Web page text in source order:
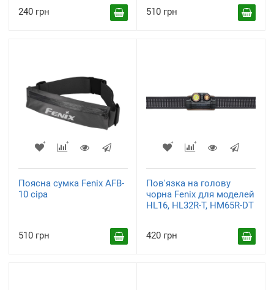
240 грн 510 грн
Поясна сумка Fenix AFB-
10 сіра
510 грн
Пов'язка на голову
чорна Fenix для моделей
HL16, HL32R-T, HM65R-DT
420 грн